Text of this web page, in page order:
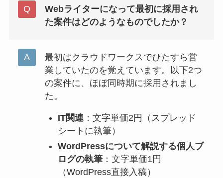
Webライターになって最初に採用され
た案件はどのようなものでしたか？
最初はクラウドワークスでひたすら営
業していたのを覚えています。以下2つ
の案件に、ほぼ同時期に採用されまし
た。
IT関連 ：文字単価2円（スプレッド
シートに執筆）
WordPressについて解説する個人ブ
ログの執筆 ：文字単価1円
（WordPress直接入稿）